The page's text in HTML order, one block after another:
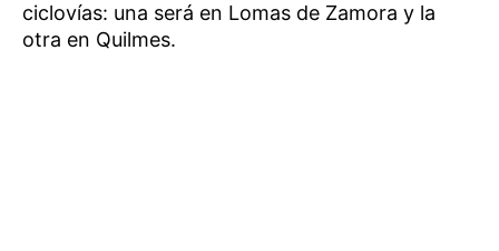
ciclovías: una será en Lomas de Zamora y la
otra en Quilmes.